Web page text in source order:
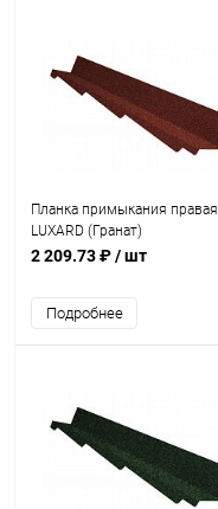
Планка примыкания правая
LUXARD (Гранат)
2 209.73 ₽/ шт
Подробнее